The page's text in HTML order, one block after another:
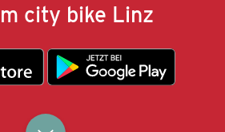
city bike Linz